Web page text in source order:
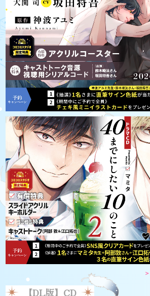
【DL版】CD